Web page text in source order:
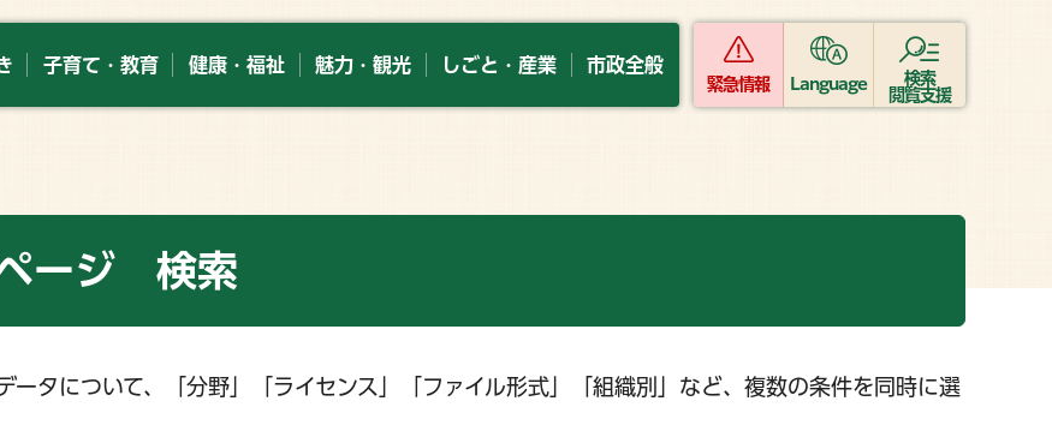
子育て・教育 健康・福祉 魅力・観光 しごと・産業 市政全般
緊急情報 Language
検索
閲覧支援
ページ 検索
ータについて、「分野」「ライセンス」「ファイル形式」「組織別」など、複数の条件を同時に選